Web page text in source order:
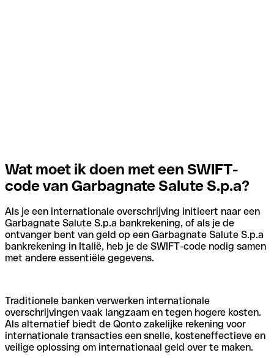
Wat moet ik doen met een SWIFT-
code van Garbagnate Salute S.p.a?
Als je een internationale overschrijving initieert naar een
Garbagnate Salute S.p.a bankrekening, of als je de
ontvanger bent van geld op een Garbagnate Salute S.p.a
bankrekening in Italië, heb je de SWIFT-code nodig samen
met andere essentiële gegevens.
Traditionele banken verwerken internationale
overschrijvingen vaak langzaam en tegen hogere kosten.
Als alternatief biedt de Qonto zakelijke rekening voor
internationale transacties een snelle, kosteneffectieve en
veilige oplossing om internationaal geld over te maken.